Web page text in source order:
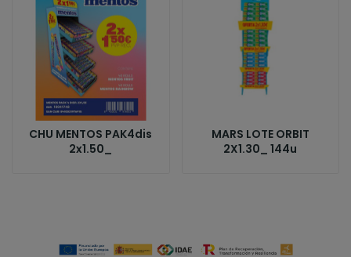
CHU MENTOS PAK4dis
2x1.50_
MARS LOTE ORBIT
2X1.30_ 144u